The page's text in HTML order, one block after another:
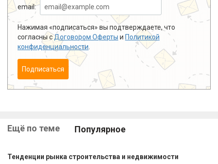
email:
Нажимая «подписаться» вы подтверждаете, что
согласны сДоговором Оферты и Политикой
конфиденциальности
Подписаться
Ещё по теме Популярное
Тенденции рынка строительства и недвижимости